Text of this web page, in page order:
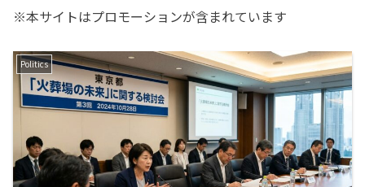
※本サイトはプロモーションが含まれています
Politics